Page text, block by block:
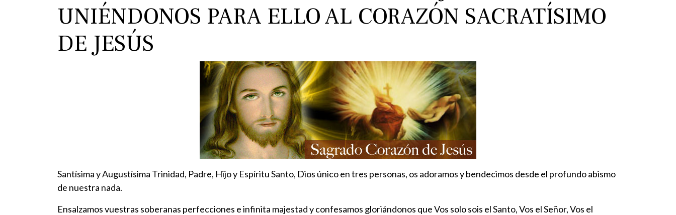
UNIÉNDONOS PARA ELLO AL CORAZÓN SACRATÍSIMO
DE JESÚS
Santísima y Augustísima Trinidad, Padre, Hijo y Espíritu Santo, Dios único en tres personas, os adoramos y bendecimos desde el profundo abismo
de nuestra nada.
Ensalzamos vuestras soberanas perfecciones e infinita majestad y confesamos gloriándonos que Vos solo sois el Santo, Vos el Señor, Vos el